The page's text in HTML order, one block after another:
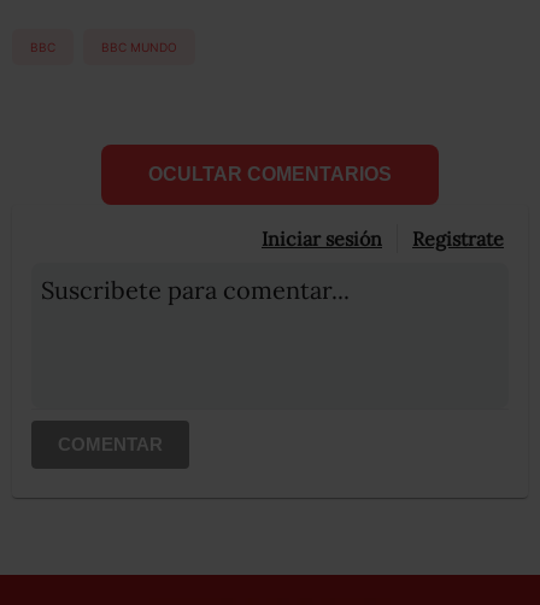
BBC BBC MUNDO
OCULTAR COMENTARIOS
Iniciar sesión Registrate
Suscribete para comentar...
COMENTAR